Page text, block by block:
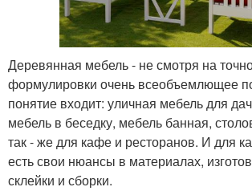
Деревянная мебель - не смотря на
формулировки очень всеобъемлющее
понятие входит: уличная мебель для
мебель в беседку, мебель банная,
так - же для кафе и ресторанов. И для
есть свои нюансы в материалах,
склейки и сборки.